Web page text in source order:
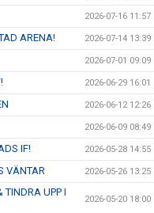
2026-07-16 11:57
ARENA! 2026-07-14 13:39
2026-07-01 09:09
2026-06-29 16:01
2026-06-12 12:26
2026-06-09 08:49
IF! 2026-05-28 14:55
VÄNTAR 2026-05-26 13:25
TINDRA UPP I
2026-05-20 18:00